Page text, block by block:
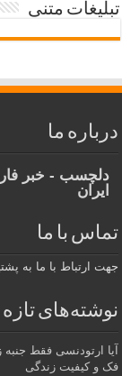
تبلیغات متنی
درباره ما
دلچسب - خبر
ایران
تماس با ما
جهت ارتباط با ما به پشتیبانی
نوشته‌های تازه
آیا ارتودنسی فقط جنبه
فک و کیفیت زندگی